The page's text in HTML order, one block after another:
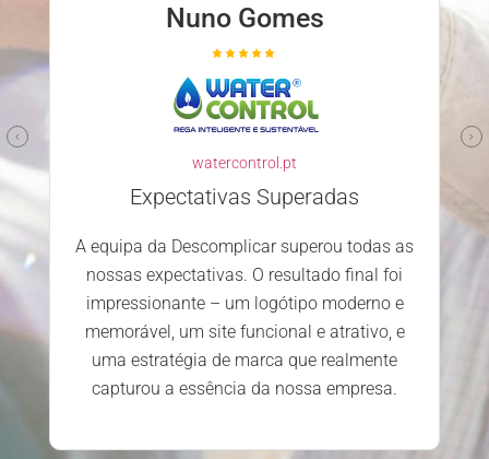
Nuno Gomes
watercontrol.pt
Expectativas Superadas
A equipa da Descomplicar superou todas as
nossas expectativas. O resultado final foi
impressionante – um logótipo moderno e
memorável, um site funcional e atrativo, e
uma estratégia de marca que realmente
capturou a essência da nossa empresa.